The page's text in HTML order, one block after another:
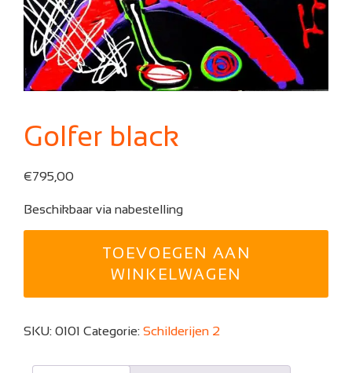
Golfer black
€795,00
Beschikbaar via nabestelling
TOEVOEGEN AAN
WINKELWAGEN
SKU: 0101 Categorie: Schilderijen 2